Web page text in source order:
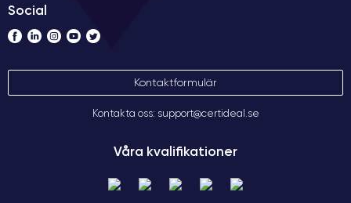
Social
Kontaktformulär
Kontakta oss: support@certideal.se
Våra kvalifikationer